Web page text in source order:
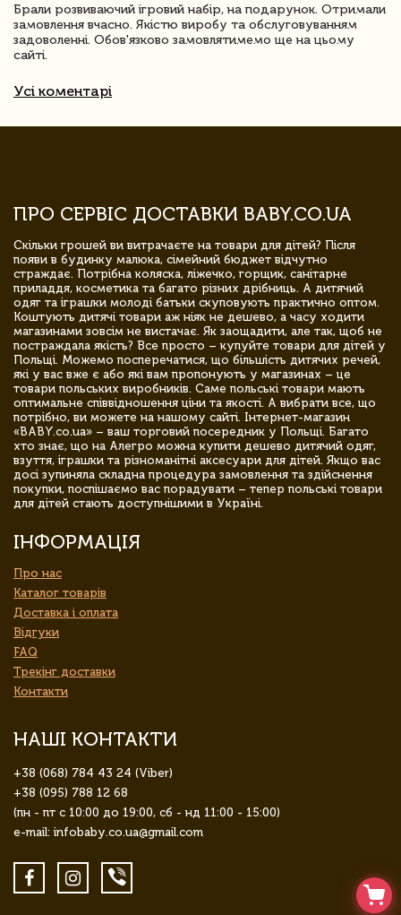
Брали розвиваючий ігровий набір, на подарунок. Отримали
замовлення вчасно. Якістю виробу та обслуговуванням
задоволенні. Обов'язково замовлятимемо ще на цьому
сайті.
Усі коментарі
ПРО СЕРВІС ДОСТАВКИ BABY.CO.UA
Скільки грошей ви витрачаєте на товари для дітей? Після
появи в будинку малюка, сімейний бюджет відчутно
страждає. Потрібна коляска, ліжечко, горщик, санітарне
приладдя, косметика та багато різних дрібниць. А дитячий
одяг та іграшки молоді батьки скуповують практично оптом.
Коштують дитячі товари аж ніяк не дешево, а часу ходити
магазинами зовсім не вистачає. Як заощадити, але так, щоб не
постраждала якість? Все просто – купуйте товари для дітей у
Польщі. Можемо посперечатися, що більшість дитячих речей,
які у вас вже є або які вам пропонують у магазинах – це
товари польських виробників. Саме польські товари мають
оптимальне співвідношення ціни та якості. А вибрати все, що
потрібно, ви можете на нашому сайті. Інтернет-магазин
«BABY.co.ua» – ваш торговий посередник у Польщі. Багато
хто знає, що на Алегро можна купити дешево дитячий одяг,
взуття, іграшки та різноманітні аксесуари для дітей. Якщо вас
досі зупиняла складна процедура замовлення та здійснення
покупки, поспішаємо вас порадувати – тепер польські товари
для дітей стають доступнішими в Україні.
ІНФОРМАЦІЯ
Про нас
Каталог товарів
Доставка і оплата
Відгуки
FAQ
Трекінг доставки
Контакти
НАШІ КОНТАКТИ
+38 (068) 784 43 24 (Viber)
+38 (095) 788 12 68
(пн - пт с 10:00 до 19:00, сб - нд 11:00 - 15:00)
e-mail: infobaby.co.ua@gmail.com